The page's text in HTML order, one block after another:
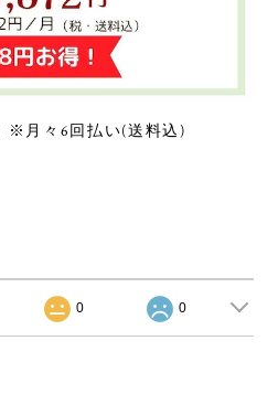
※月々6回払い(送料込)
0 0